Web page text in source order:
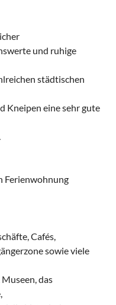
und ruhige
städtischen
Kneipen eine sehr gute
Ferienwohnung
Cafés,
sowie viele
das